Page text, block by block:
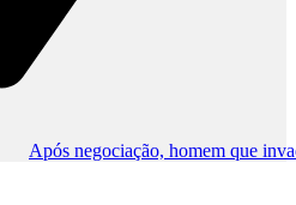
Após negociação, homem que